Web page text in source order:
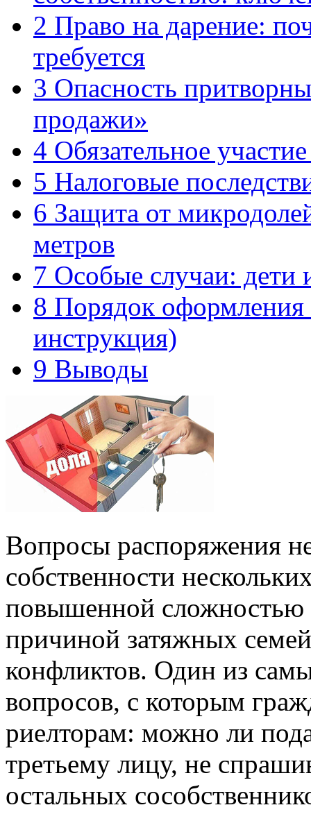
2 Право на дарение:
требуется
3 Опасность
продажи»
4 Обязательное
5 Налоговые
6 Защита от
метров
7 Особые случаи: дети
8 Порядок оформления
инструкция)
9 Выводы
Вопросы распоряжения
собственности
повышенной сложностью
причиной затяжных
конфликтов. Один из
вопросов, с которым
риелторам: можно ли
третьему лицу, не
остальных